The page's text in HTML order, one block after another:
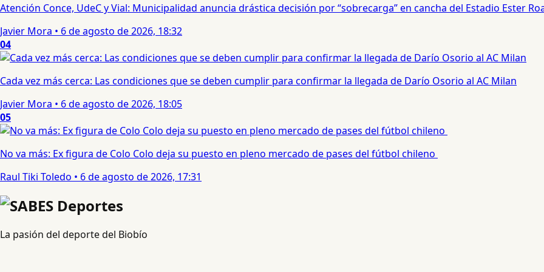
Atención Conce, UdeC y Vial: Municipalidad anuncia drástica decisión por “sobrecarga” en cancha del Estadio Ester
Javier Mora • 6 de agosto de 2026, 18:32
04
Cada vez más cerca: Las condiciones que se deben cumplir para confirmar la llegada de Darío Osorio al AC Milan
Javier Mora • 6 de agosto de 2026, 18:05
05
No va más: Ex figura de Colo Colo deja su puesto en pleno mercado de pases del fútbol chileno
Raul Tiki Toledo • 6 de agosto de 2026, 17:31
La pasión del deporte del Biobío